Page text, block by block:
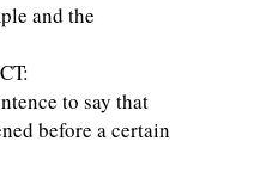
and the
to say that
before a certain